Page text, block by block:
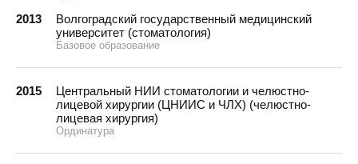
2013
Волгоградский государственный медицинский
университет (стоматология)
Базовое образование
2015
Центральный НИИ стоматологии и челюстно-
лицевой хирургии (ЦНИИС и ЧЛХ) (челюстно-
лицевая хирургия)
Ординатура